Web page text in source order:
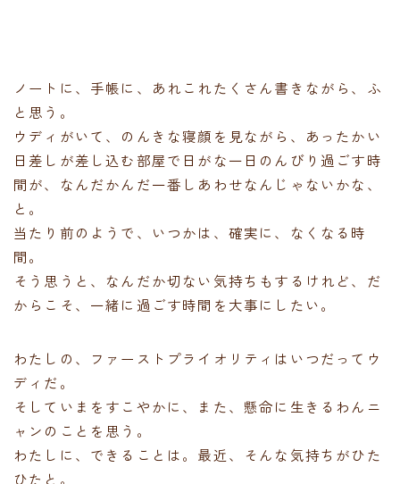
ノートに、手帳に、あれこれたくさん書きながら、ふ
と思う。
ウディがいて、のんきな寝顔を見ながら、あったかい
日差しが差し込む部屋で日がな一日のんびり過ごす時
間が、なんだかんだ一番しあわせなんじゃないかな、
と。
当たり前のようで、いつかは、確実に、なくなる時
間。
そう思うと、なんだか切ない気持ちもするけれど、だ
からこそ、一緒に過ごす時間を大事にしたい。
わたしの、ファーストプライオリティはいつだってウ
ディだ。
そしていまをすこやかに、また、懸命に生きるわんニ
ャンのことを思う。
わたしに、できることは。最近、そんな気持ちがひた
ひたと。